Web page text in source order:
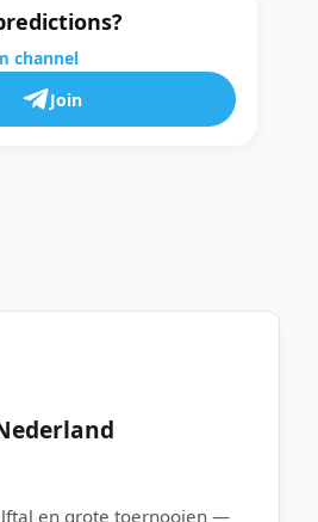
channel
Join
en grote toernooien —